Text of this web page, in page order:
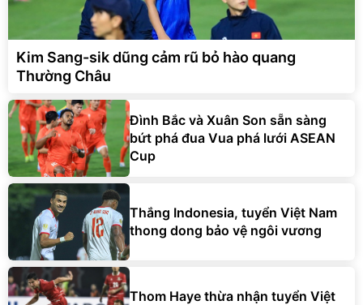
Kim Sang-sik dũng cảm rũ bỏ hào quang
Thường Châu
Đình Bắc và Xuân Son sẵn sàng
bứt phá đua Vua phá lưới ASEAN
Cup
Thắng Indonesia, tuyển Việt Nam
thong dong bảo vệ ngôi vương
Thom Haye thừa nhận tuyển Việt